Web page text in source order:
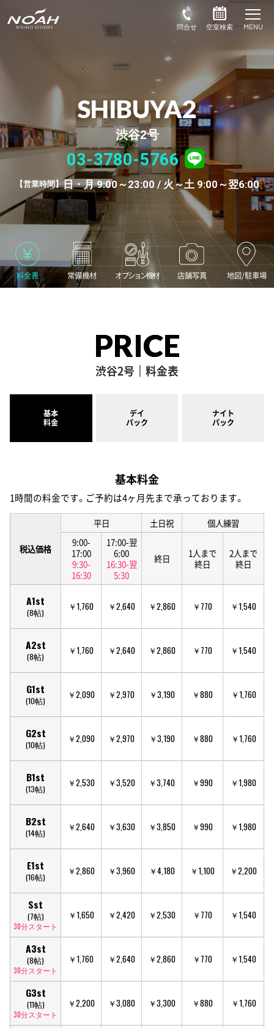
SHIBUYA2
渋谷2号
03-3780-5766
営業時間 日・月 9:00～23:00 / 火～土 9:00～翌6:00
料金表 常備機材 オプション機材 店舗写真 地図/駐車場
PRICE
渋谷2号｜料金表
基本
料金
デイ
パック
ナイト
パック
基本料金
1時間の料金です。ご予約は4ヶ月先まで承っております。
税込価格
平日 土日祝
個人練習
9:00-
17:00
9:30-
16:30
17:00-翌
6:00
16:30-翌
5:30
終日
1人まで
終日
2人まで
終日
A1st
(8帖)
￥1,760 ￥2,640 ￥2,860 ￥770 ￥1,540
A2st
(8帖)
￥1,760 ￥2,640 ￥2,860 ￥770 ￥1,540
G1st
(10帖)
￥2,090 ￥2,970 ￥3,190 ￥880 ￥1,760
G2st
(10帖)
￥2,090 ￥2,970 ￥3,190 ￥880 ￥1,760
B1st
(13帖)
￥2,530 ￥3,520 ￥3,740 ￥990 ￥1,980
B2st
(14帖)
￥2,640 ￥3,630 ￥3,850 ￥990 ￥1,980
E1st
(16帖)
￥2,860 ￥3,960 ￥4,180 ￥1,100 ￥2,200
Sst
(7帖)
30分スタート
￥1,650 ￥2,420 ￥2,530 ￥770 ￥1,540
A3st
(8帖)
30分スタート
￥1,760 ￥2,640 ￥2,860 ￥770 ￥1,540
G3st
(11帖)
30分スタート
￥2,200 ￥3,080 ￥3,300 ￥880 ￥1,760